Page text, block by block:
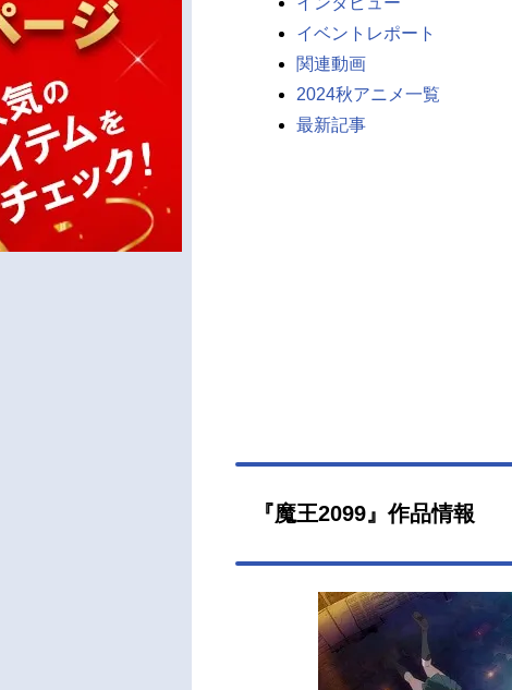
イベントレポート
関連動画
2024秋アニメ一覧
最新記事
『魔王2099』作品情報